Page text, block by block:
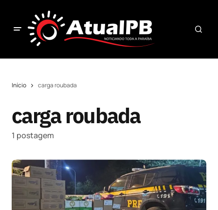
Início carga roubada
carga roubada
1 postagem